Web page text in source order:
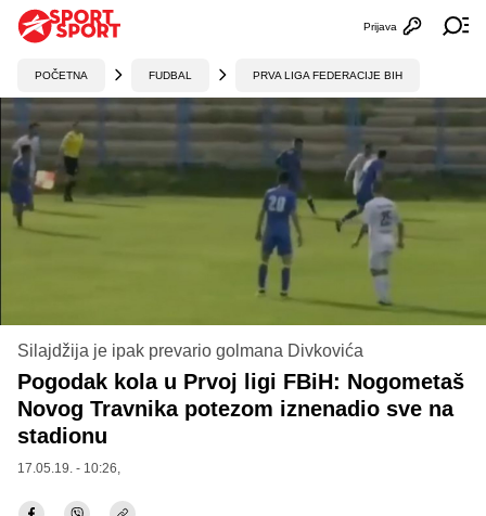
Otvori
Prijava
POČETNA FUDBAL PRVA LIGA FEDERACIJE BIH
Silajdžija je ipak prevario golmana Divkovića
Pogodak kola u Prvoj ligi FBiH: Nogometaš
Novog Travnika potezom iznenadio sve na
stadionu
17.05.19. - 10:26,